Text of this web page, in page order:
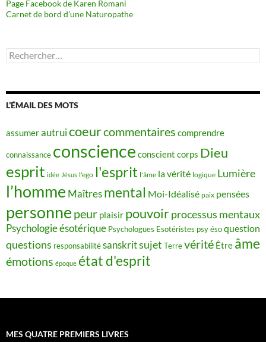
Page Facebook de Karen Romani
Carnet de bord d’une Naturopathe
Rechercher :
L’ÉMAIL DES MOTS
assumerautruicoeurcommentaires comprendre
connaissance conscience conscient corps Dieu
esprit idée Jésus l'ego l'esprit l'âme la vérité logique Lumière
l’homme Maîtres mental Moi-Idéalisé paix pensées
personne peur plaisir pouvoirprocessus mentaux
Psychologie ésotérique Psychologues Esotéristes psy ésoquestion
questions responsabilitésanskritsujet Terrevérité Être âme
émotions époque état d'esprit
MES QUATRE PREMIERS LIVRES